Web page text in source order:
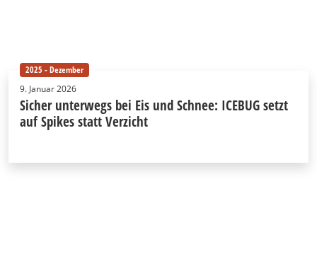
2025 - Dezember
9. Januar 2026
Sicher unterwegs bei Eis und Schnee: ICEBUG setzt
auf Spikes statt Verzicht